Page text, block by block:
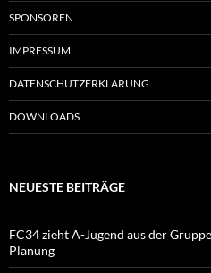
SPONSOREN
IMPRESSUM
DATENSCHUTZERKLÄRUNG
DOWNLOADS
NEUESTE BEITRÄGE
FC34 zieht A-Jugend aus der
Planung